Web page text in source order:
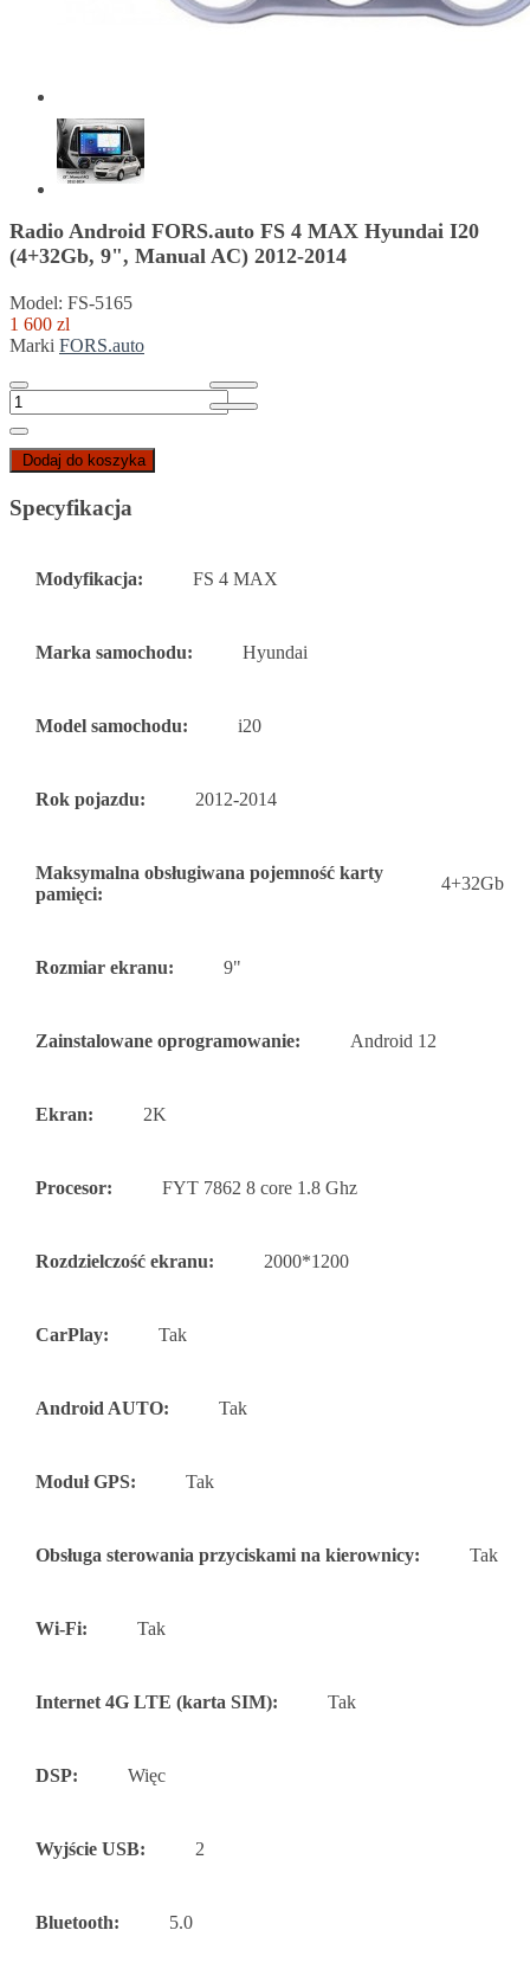
Radio Android FORS.auto FS 4 MAX Hyundai I20
(4+32Gb, 9", Manual AC) 2012-2014
Model: FS-5165
1 600 zl
Marki FORS.auto
Dodaj do koszyka
Specyfikacja
Modyfikacja: FS 4 MAX
Marka samochodu: Hyundai
Model samochodu: i20
Rok pojazdu: 2012-2014
Maksymalna obsługiwana pojemność karty
pamięci:
4+32Gb
Rozmiar ekranu: 9"
Zainstalowane oprogramowanie: Android 12
Ekran: 2K
Procesor: FYT 7862 8 core 1.8 Ghz
Rozdzielczość ekranu: 2000*1200
CarPlay: Tak
Android AUTO: Tak
Moduł GPS: Tak
Obsługa sterowania przyciskami na kierownicy: Tak
Wi-Fi: Tak
Internet 4G LTE (karta SIM): Tak
DSP: Więc
Wyjście USB: 2
Bluetooth: 5.0